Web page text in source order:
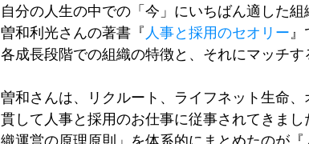
自分の人生の中での「今」にいちばん適した
曽和利光さんの著書『 人事と採用のセオリー
各成長段階での組織の特徴と、それにマッチ
曽和さんは、リクルート、ライフネット生命
貫して人事と採用のお仕事に従事されてきま